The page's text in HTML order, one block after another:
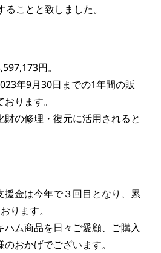
ことと致しました。
円。
年9月30日までの1年間の販
ります。
の修理・復元に活用されると
援金は今年で３回目となり、累
ります。
ハム商品を日々ご愛顧、ご購入
おかげでございます。